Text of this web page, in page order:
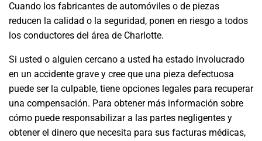
Cuando los fabricantes de automóviles o de piezas
reducen la calidad o la seguridad, ponen en riesgo a todos
los conductores del área de Charlotte.
Si usted o alguien cercano a usted ha estado involucrado
en un accidente grave y cree que una pieza defectuosa
puede ser la culpable, tiene opciones legales para recuperar
una compensación. Para obtener más información sobre
cómo puede responsabilizar a las partes negligentes y
obtener el dinero que necesita para sus facturas médicas,